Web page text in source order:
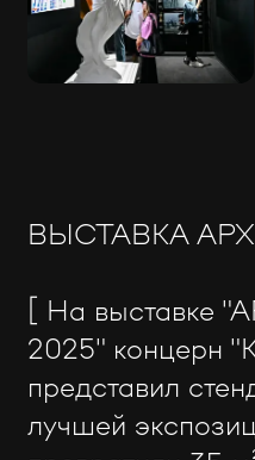
ВЫСТАВКА
[ На выставке
2025" концерн
представил
лучшей